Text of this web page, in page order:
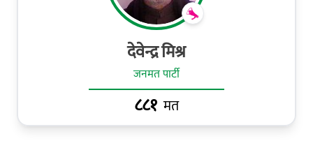
देवेन्द्र मिश्र
जनमत पार्टी
८८१ मत